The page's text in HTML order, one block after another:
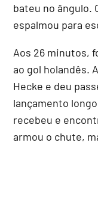
bateu no ângulo.
espalmou para
Aos 26 minutos,
ao gol holandês.
Hecke e deu
lançamento
recebeu e
armou o chute,